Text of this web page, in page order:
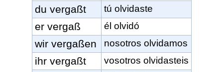
du vergaßt tú olvidaste
er vergaß él olvidó
wir vergaßen nosotros olvidamos
ihr vergaßt vosotros olvidasteis